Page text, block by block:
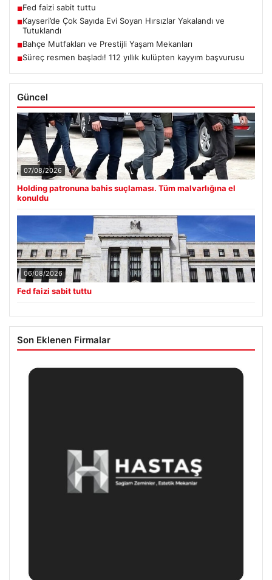
■Fed faizi sabit tuttu
■Kayseri’de Çok Sayıda Evi Soyan Hırsızlar Yakalandı ve
Tutuklandı
■Bahçe Mutfakları ve Prestijli Yaşam Mekanları
■Süreç resmen başladı! 112 yıllık kulüpten kayyım başvurusu
Güncel
07/08/2026
Holding patronuna bahis suçlaması. Tüm malvarlığına el
konuldu
06/08/2026
Fed faizi sabit tuttu
Son Eklenen Firmalar